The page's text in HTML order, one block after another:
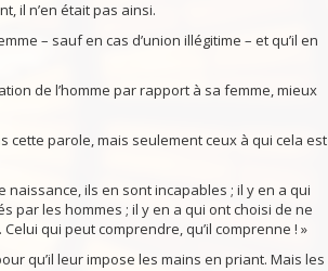
il n’en était pas ainsi.
– sauf en cas d’union illégitime – et qu’il en
de l’homme par rapport à sa femme, mieux
cette parole, mais seulement ceux à qui cela est
naissance, ils en sont incapables ; il y en a qui
par les hommes ; il y en a qui ont choisi de ne
qui peut comprendre, qu’il comprenne ! »
qu’il leur impose les mains en priant. Mais les